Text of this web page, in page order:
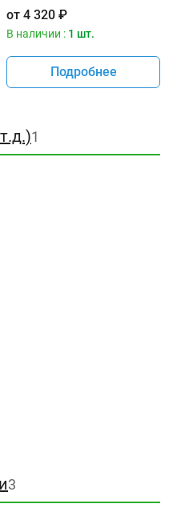
от 4 320 ₽
В наличии : 1 шт.
Подробнее
1
3